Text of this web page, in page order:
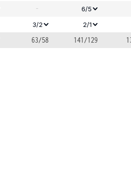
-
6/5
3/2 2/1
63/58 141/129